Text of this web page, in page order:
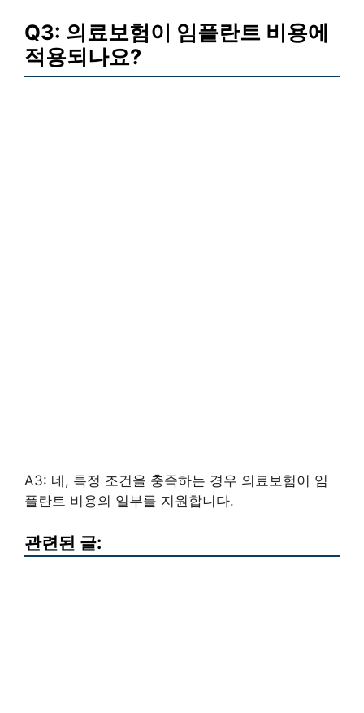
Q3: 의료보험이 임플란트 비용에
적용되나요?
A3: 네, 특정 조건을 충족하는 경우 의료보험이 임
플란트 비용의 일부를 지원합니다.
관련된 글: